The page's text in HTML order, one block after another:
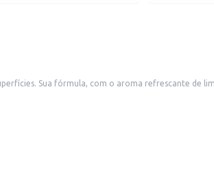
Sua fórmula, com o aroma refrescante de